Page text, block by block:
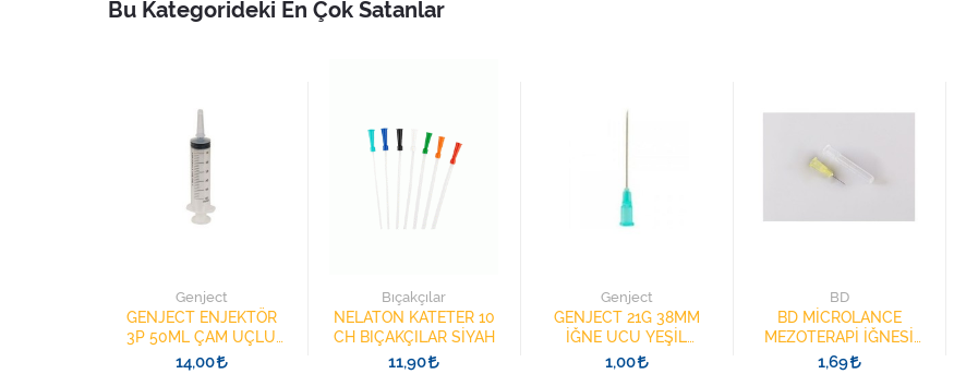
Bu Kategorideki En Çok Satanlar
Genject
GENJECT ENJEKTÖR
3P 50ML ÇAM UÇLU
BESLENME ŞIRINGASI
14,00
Bıçakçılar
NELATON KATETER 10
CH BIÇAKÇILAR SİYAH
11,90
Genject
GENJECT 21G 38MM
İĞNE UCU YEŞİL
21382501 ŞIRINGA
1,00
BD
BD MİCROLANCE
MEZOTERAPİ İĞNESİ
30G 13MM 304000
1,69